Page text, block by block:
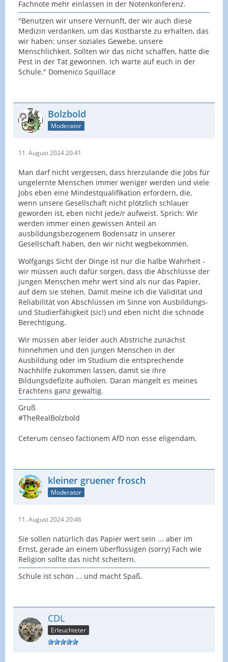
Fachnote mehr einlassen in der Notenkonferenz.
"Benutzen wir unsere Vernunft, der wir auch diese
Medizin verdanken, um das Kostbarste zu erhalten, das
wir haben: unser soziales Gewebe, unsere
Menschlichkeit. Sollten wir das nicht schaffen, hätte die
Pest in der Tat gewonnen. Ich warte auf euch in der
Schule." Domenico Squillace
Bolzbold
Moderator
11. August 2024 20:41
Man darf nicht vergessen, dass hierzulande die Jobs für
ungelernte Menschen immer weniger werden und viele
Jobs eben eine Mindestqualifikation erfordern, die,
wenn unsere Gesellschaft nicht plötzlich schlauer
geworden ist, eben nicht jede/r aufweist. Sprich: Wir
werden immer einen gewissen Anteil an
ausbildungsbezogenem Bodensatz in unserer
Gesellschaft haben, den wir nicht wegbekommen.
Wolfgangs Sicht der Dinge ist nur die halbe Wahrheit -
wir müssen auch dafür sorgen, dass die Abschlüsse der
jungen Menschen mehr wert sind als nur das Papier,
auf dem sie stehen. Damit meine ich die Validität und
Reliabilität von Abschlüssen im Sinne von Ausbildungs-
und Studierfähigkeit (sic!) und eben nicht die schnöde
Berechtigung.
Wir müssen aber leider auch Abstriche zunächst
hinnehmen und den jungen Menschen in der
Ausbildung oder im Studium die entsprechende
Nachhilfe zukommen lassen, damit sie ihre
Bildungsdefizite aufholen. Daran mangelt es meines
Erachtens ganz gewaltig.
Gruß
#TheRealBolzbold
Ceterum censeo factionem AfD non esse eligendam.
kleiner gruener frosch
Moderator
11. August 2024 20:46
Sie sollen natürlich das Papier wert sein ... aber im
Ernst, gerade an einem überflüssigen (sorry) Fach wie
Religion sollte das nicht scheitern.
Schule ist schön ... und macht Spaß.
CDL
Erleuchteter